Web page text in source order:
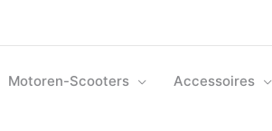
Motoren-Scooters Accessoires